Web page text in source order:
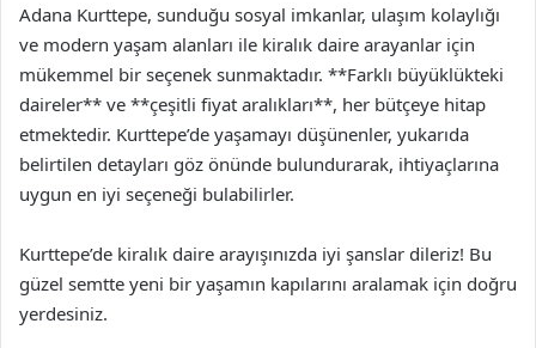
Adana Kurttepe, sunduğu sosyal imkanlar, ulaşım kolaylığı
ve modern yaşam alanları ile kiralık daire arayanlar için
mükemmel bir seçenek sunmaktadır. **Farklı büyüklükteki
daireler** ve **çeşitli fiyat aralıkları**, her bütçeye hitap
etmektedir. Kurttepe’de yaşamayı düşünenler, yukarıda
belirtilen detayları göz önünde bulundurarak, ihtiyaçlarına
uygun en iyi seçeneği bulabilirler.
Kurttepe’de kiralık daire arayışınızda iyi şanslar dileriz! Bu
güzel semtte yeni bir yaşamın kapılarını aralamak için doğru
yerdesiniz.